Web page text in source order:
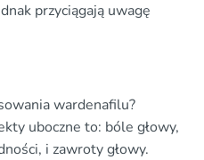
przyciągają uwagę
wardenafilu?
uboczne to: bóle głowy,
i zawroty głowy.